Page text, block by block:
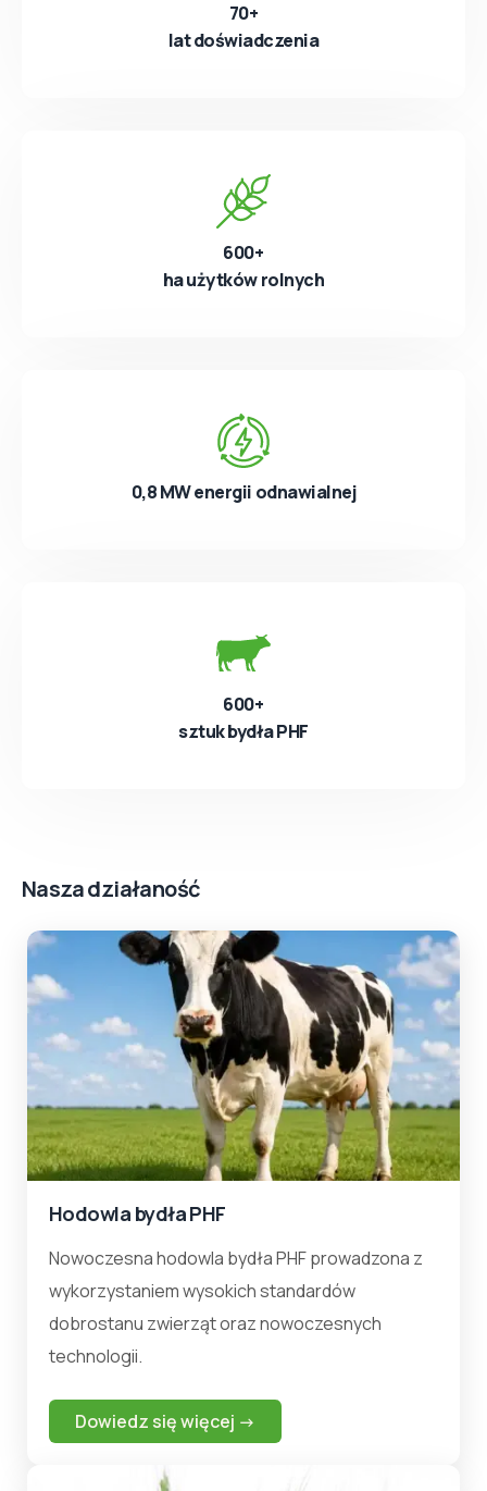
70+
lat doświadczenia
600+
ha użytków rolnych
0,8 MW energii odnawialnej
600+
sztuk bydła PHF
Nasza działaność
Hodowla bydła PHF
Nowoczesna hodowla bydła PHF prowadzona z
wykorzystaniem wysokich standardów
dobrostanu zwierząt oraz nowoczesnych
technologii.
Dowiedz się więcej →